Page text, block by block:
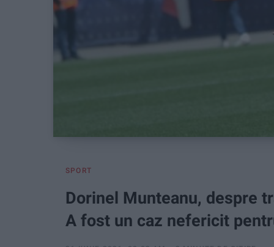
SPORT
Dorinel Munteanu, despre
A fost un caz nefericit